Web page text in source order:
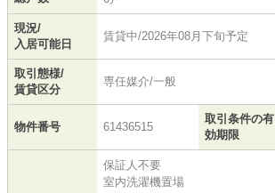
現況/
入居可能日
賃貸中/2026年08月下旬予定
取引態様/
賃貸区分
専任媒介/一般
物件番号 61436515
取引条件の有
効期限
保証人不要
室内洗濯機置場